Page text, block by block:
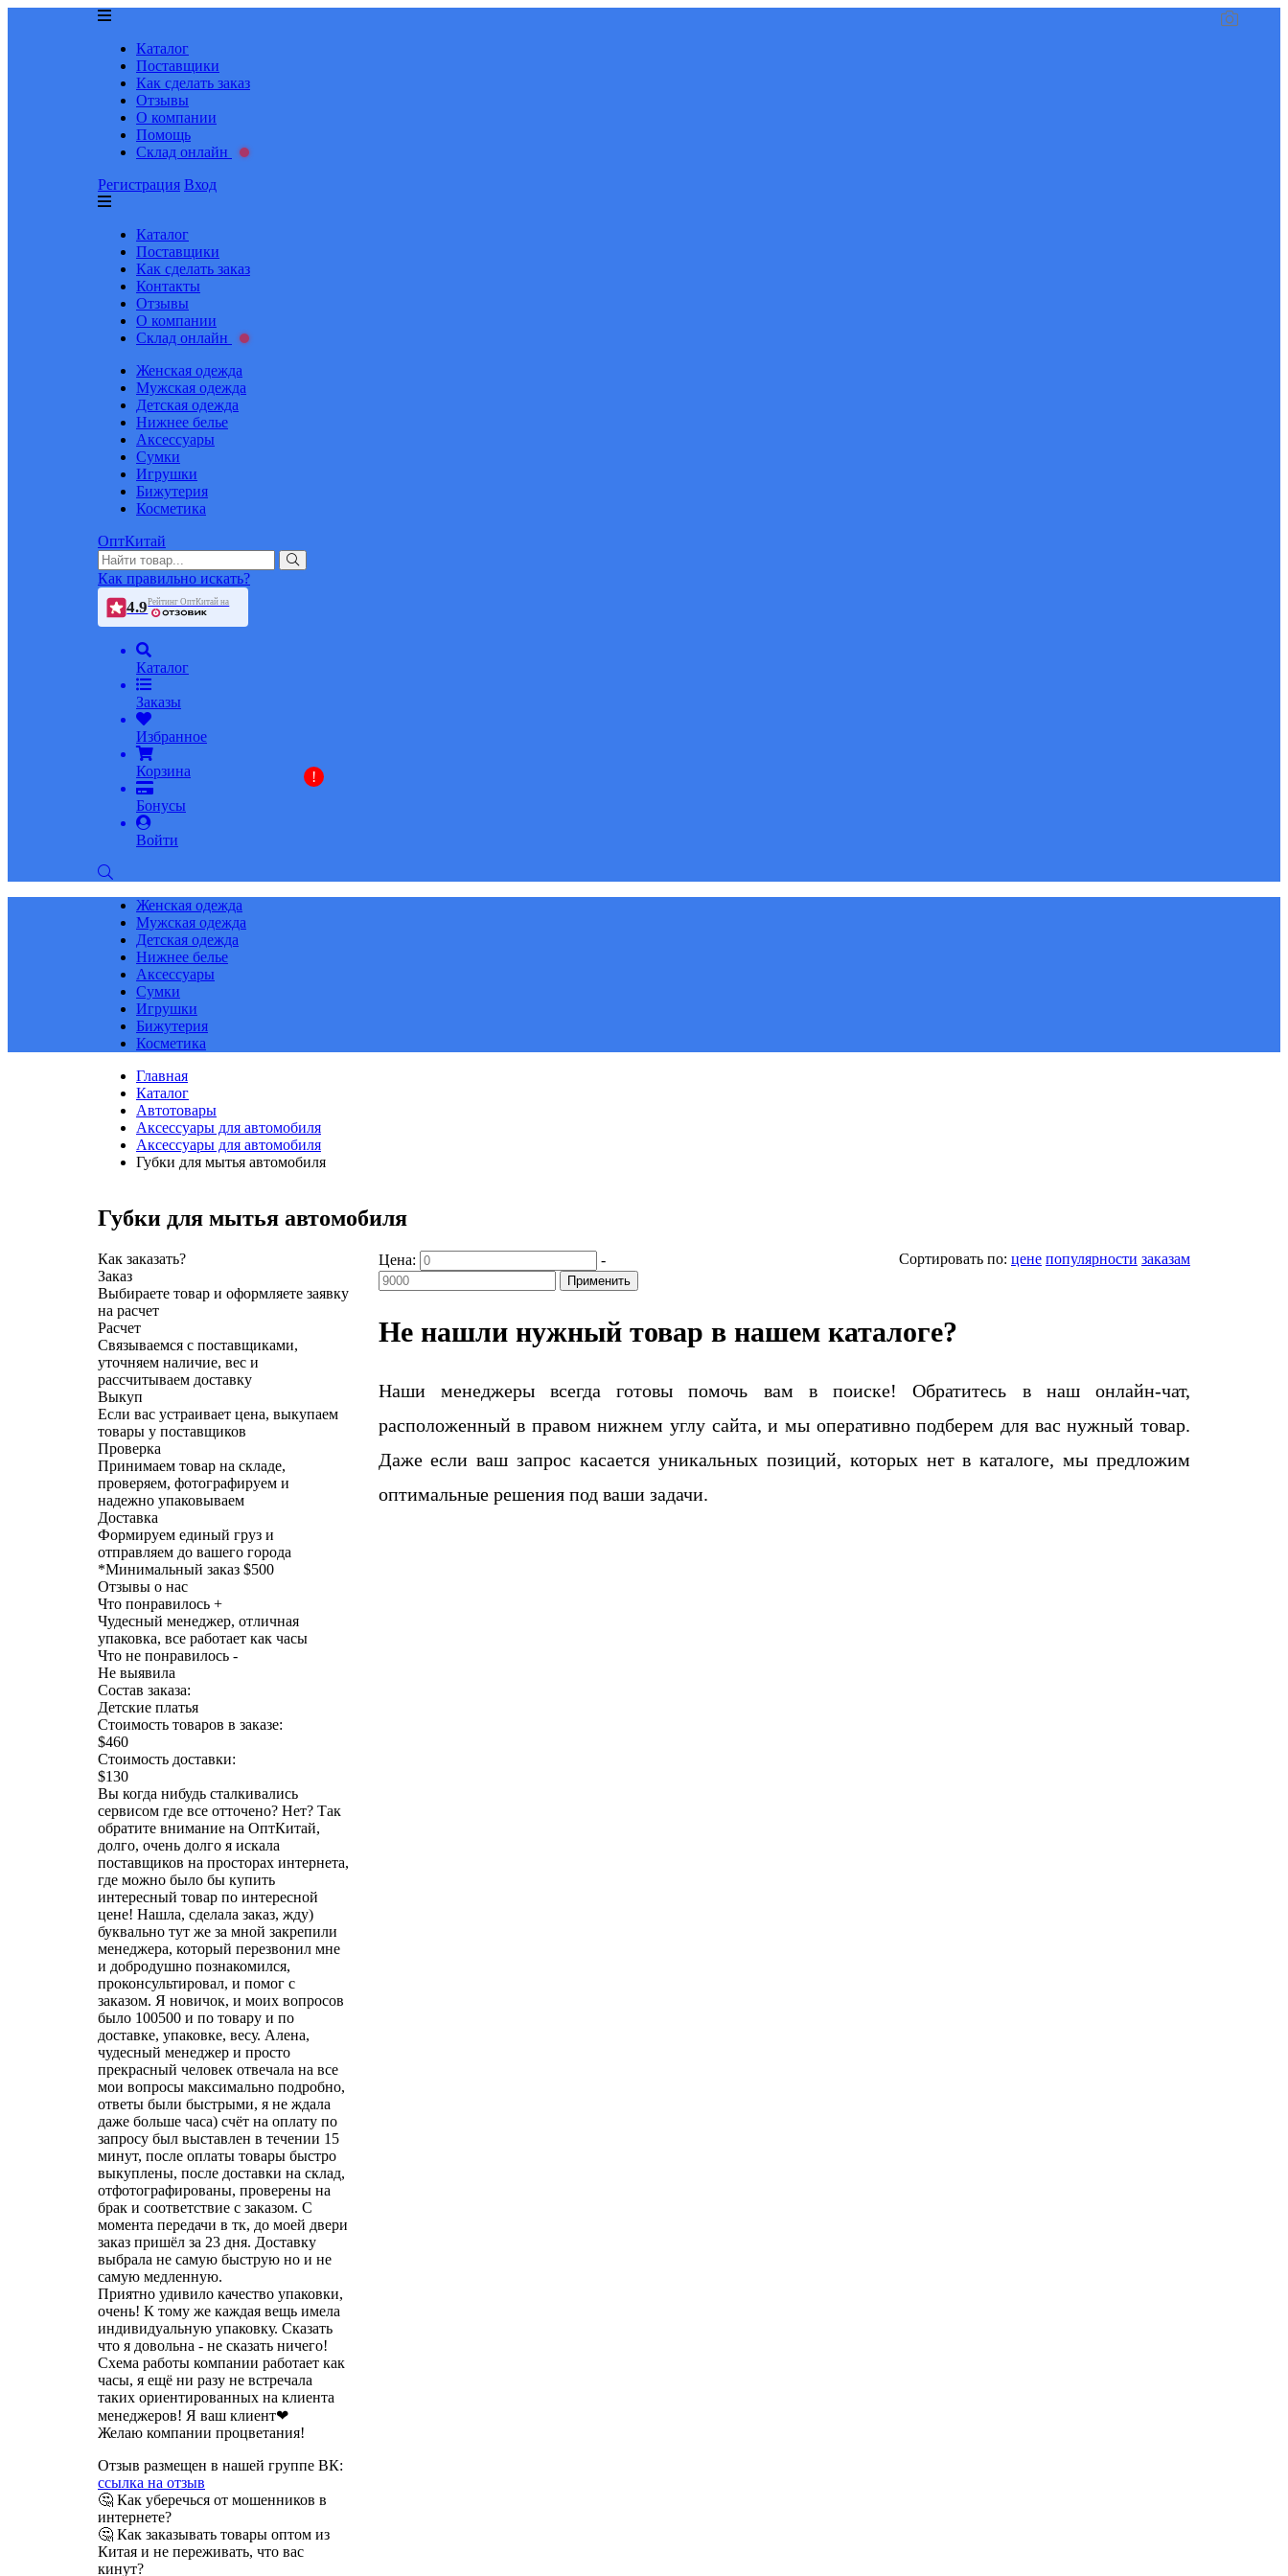
Каталог
Поставщики
Как сделать заказ
Отзывы
О компании
Помощь
Склад онлайн
Регистрация Вход
Каталог
Поставщики
Как сделать заказ
Контакты
Отзывы
О компании
Склад онлайн
Женская одежда
Мужская одежда
Детская одежда
Нижнее белье
Аксессуары
Сумки
Игрушки
Бижутерия
Косметика
ОптКитай
Как правильно искать?
4.9Рейтинг ОптКитай на
Каталог
Заказы
Избранное
Корзина
Бонусы
!
Войти
Женская одежда
Мужская одежда
Детская одежда
Нижнее белье
Аксессуары
Сумки
Игрушки
Бижутерия
Косметика
Главная
Каталог
Автотовары
Аксессуары для автомобиля
Аксессуары для автомобиля
Губки для мытья автомобиля
Губки для мытья автомобиля
Как заказать?
Заказ
Выбираете товар и оформляете заявку
на расчет
Расчет
Связываемся с поставщиками,
уточняем наличие, вес и
рассчитываем доставку
Выкуп
Если вас устраивает цена, выкупаем
товары у поставщиков
Проверка
Принимаем товар на складе,
проверяем, фотографируем и
надежно упаковываем
Доставка
Формируем единый груз и
отправляем до вашего города
*Минимальный заказ $500
Отзывы о нас
Что понравилось +
Чудесный менеджер, отличная
упаковка, все работает как часы
Что не понравилось -
Не выявила
Состав заказа:
Детские платья
Стоимость товаров в заказе:
$460
Стоимость доставки:
$130
Вы когда нибудь сталкивались
сервисом где все отточено? Нет? Так
обратите внимание на ОптКитай,
долго, очень долго я искала
поставщиков на просторах интернета,
где можно было бы купить
интересный товар по интересной
цене! Нашла, сделала заказ, жду)
буквально тут же за мной закрепили
менеджера, который перезвонил мне
и добродушно познакомился,
проконсультировал, и помог с
заказом. Я новичок, и моих вопросов
было 100500 и по товару и по
доставке, упаковке, весу. Алена,
чудесный менеджер и просто
прекрасный человек отвечала на все
мои вопросы максимально подробно,
ответы были быстрыми, я не ждала
даже больше часа) счёт на оплату по
запросу был выставлен в течении 15
минут, после оплаты товары быстро
выкуплены, после доставки на склад,
отфотографированы, проверены на
брак и соответствие с заказом. С
момента передачи в тк, до моей двери
заказ пришёл за 23 дня. Доставку
выбрала не самую быструю но и не
самую медленную.
Приятно удивило качество упаковки,
очень! К тому же каждая вещь имела
индивидуальную упаковку. Сказать
что я довольна - не сказать ничего!
Схема работы компании работает как
часы, я ещё ни разу не встречала
таких ориентированных на клиента
менеджеров! Я ваш клиент❤
Желаю компании процветания!
Отзыв размещен в нашей группе ВК:
ссылка на отзыв
🤔 Как уберечься от мошенников в
интернете?
🤔 Как заказывать товары оптом из
Китая и не переживать, что вас
кинут?
Сортировать по: цене популярности заказам
Цена: -
Применить
Не нашли нужный товар в нашем каталоге?
Наши менеджеры всегда готовы помочь вам в поиске! Обратитесь в наш онлайн-чат,
расположенный в правом нижнем углу сайта, и мы оперативно подберем для вас нужный товар.
Даже если ваш запрос касается уникальных позиций, которых нет в каталоге, мы предложим
оптимальные решения под ваши задачи.